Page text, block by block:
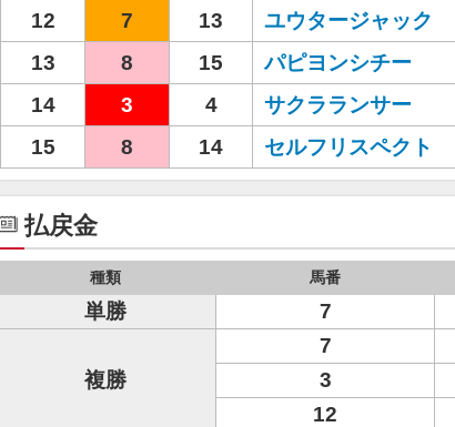
12
7 13 ユウタージャック
13
8 15 パピヨンシチー
14
3 4 サクラランサー
15
8 14 セルフリスペクト
払戻金
種類 馬番
単勝 7
複勝
7
3
12